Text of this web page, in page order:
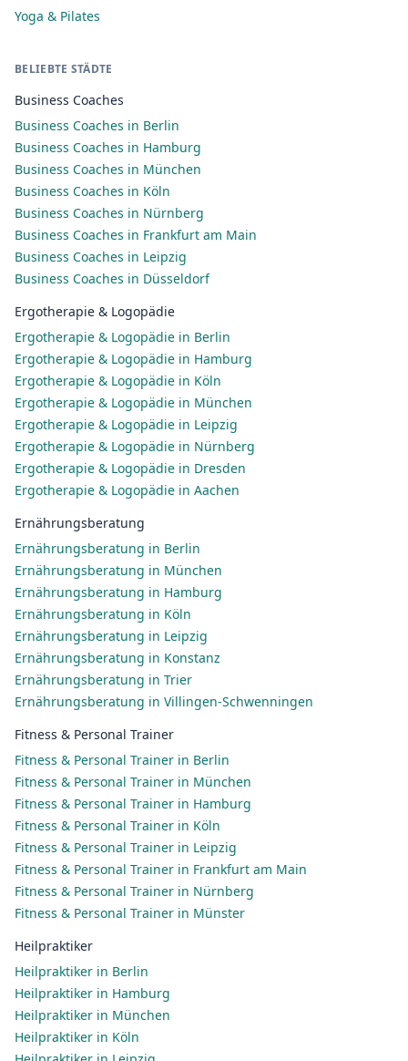
Yoga & Pilates
BELIEBTE STÄDTE
Business Coaches
Business Coaches in Berlin
Business Coaches in Hamburg
Business Coaches in München
Business Coaches in Köln
Business Coaches in Nürnberg
Business Coaches in Frankfurt am Main
Business Coaches in Leipzig
Business Coaches in Düsseldorf
Ergotherapie & Logopädie
Ergotherapie & Logopädie in Berlin
Ergotherapie & Logopädie in Hamburg
Ergotherapie & Logopädie in Köln
Ergotherapie & Logopädie in München
Ergotherapie & Logopädie in Leipzig
Ergotherapie & Logopädie in Nürnberg
Ergotherapie & Logopädie in Dresden
Ergotherapie & Logopädie in Aachen
Ernährungsberatung
Ernährungsberatung in Berlin
Ernährungsberatung in München
Ernährungsberatung in Hamburg
Ernährungsberatung in Köln
Ernährungsberatung in Leipzig
Ernährungsberatung in Konstanz
Ernährungsberatung in Trier
Ernährungsberatung in Villingen-Schwenningen
Fitness & Personal Trainer
Fitness & Personal Trainer in Berlin
Fitness & Personal Trainer in München
Fitness & Personal Trainer in Hamburg
Fitness & Personal Trainer in Köln
Fitness & Personal Trainer in Leipzig
Fitness & Personal Trainer in Frankfurt am Main
Fitness & Personal Trainer in Nürnberg
Fitness & Personal Trainer in Münster
Heilpraktiker
Heilpraktiker in Berlin
Heilpraktiker in Hamburg
Heilpraktiker in München
Heilpraktiker in Köln